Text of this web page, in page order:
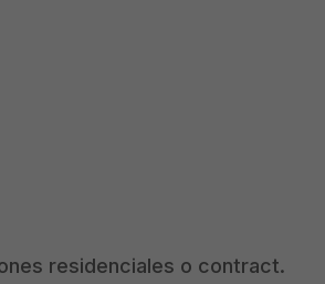
residenciales o contract.